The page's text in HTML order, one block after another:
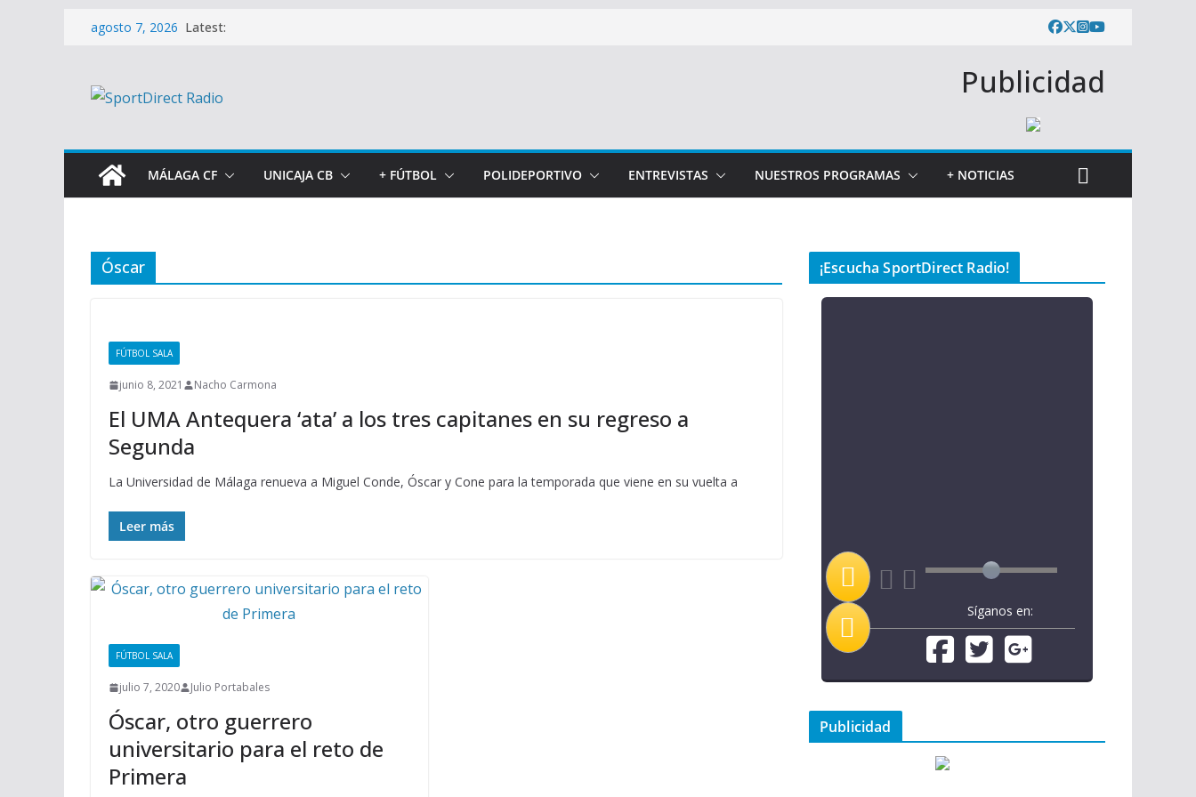
Saltaragosto 7, 2026 Latest:
Publicidad
MÁLAGA CF UNICAJA CB + FÚTBOL POLIDEPORTIVO ENTREVISTAS NUESTROS PROGRAMAS + NOTICIAS
Óscar
FÚTBOL SALA
junio 8, 2021 Nacho Carmona
El UMA Antequera ‘ata’ a los tres capitanes en su regreso a
Segunda
La Universidad de Málaga renueva a Miguel Conde, Óscar y Cone para la temporada que viene en su vuelta a
Leer más
FÚTBOL SALA
julio 7, 2020 Julio Portabales
Óscar, otro guerrero
universitario para el reto de
Primera
¡Escucha SportDirect Radio!
Síganos en:
Publicidad